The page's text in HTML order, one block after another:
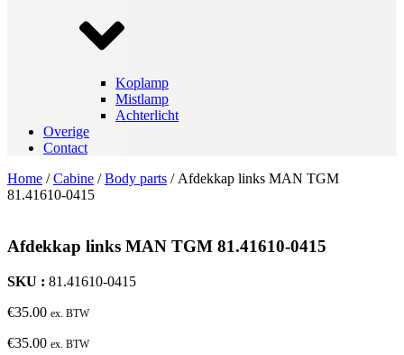
Koplamp
Mistlamp
Achterlicht
Overige
Contact
Home /Cabine /Body parts / Afdekkap links MAN TGM
81.41610-0415
Afdekkap links MAN TGM 81.41610-0415
SKU : 81.41610-0415
€35.00 ex. BTW
€35.00 ex. BTW